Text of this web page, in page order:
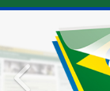
Previous